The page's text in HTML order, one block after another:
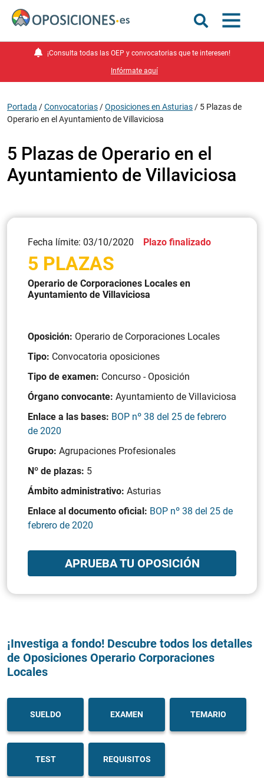
¡Consulta todas las OEP y convocatorias que te interesen!
Infórmate aquí
Portada /Convocatorias /Oposiciones en Asturias / 5 Plazas de
Operario en el Ayuntamiento de Villaviciosa
5 Plazas de Operario en el
Ayuntamiento de Villaviciosa
Fecha límite: 03/10/2020 Plazo finalizado
5 PLAZAS
Operario de Corporaciones Locales en
Ayuntamiento de Villaviciosa
Oposición: Operario de Corporaciones Locales
Tipo: Convocatoria oposiciones
Tipo de examen: Concurso - Oposición
Órgano convocante: Ayuntamiento de Villaviciosa
Enlace a las bases: BOP nº 38 del 25 de febrero
de 2020
Grupo: Agrupaciones Profesionales
Nº de plazas: 5
Ámbito administrativo: Asturias
Enlace al documento oficial: BOP nº 38 del 25 de
febrero de 2020
APRUEBA TU OPOSICIÓN
¡Investiga a fondo! Descubre todos los detalles
de Oposiciones Operario Corporaciones
Locales
SUELDO EXAMEN TEMARIO
TEST REQUISITOS